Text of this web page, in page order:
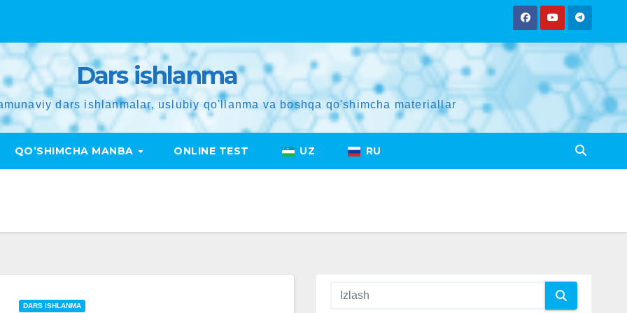
Dars ishlanma
dars ishlanmalar, uslubiy qo'llanma va boshqa qo'shimcha materiallar
QO’SHIMCHA MANBA ONLINE TEST UZ RU
DARS ISHLANMA